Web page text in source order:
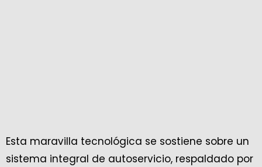
Esta maravilla tecnológica se sostiene sobre un
sistema integral de autoservicio, respaldado por